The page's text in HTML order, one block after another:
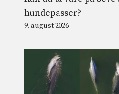
hundepasser?
9. august 2026